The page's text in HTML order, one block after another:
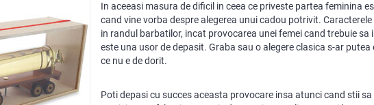
In aceeasi masura de dificil in ceea ce priveste partea feminina
cand vine vorba despre alegerea unui cadou potrivit.
in randul barbatilor, incat provocarea unei femei cand trebuie sa
este una usor de depasit. Graba sau o alegere clasica s-ar putea
ce nu e de dorit.
Poti depasi cu succes aceasta provocare insa atunci cand stii